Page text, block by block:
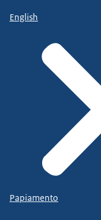
English
Papiamento